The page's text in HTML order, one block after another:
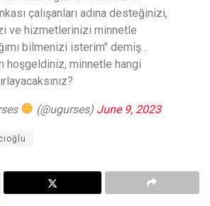
çalışanları adına desteğinizi,
ve hizmetlerinizi minnetle
bilmenizi isterim" demiş…
hoşgeldiniz, minnetle hangi
(@ugurses) June 9, 2023